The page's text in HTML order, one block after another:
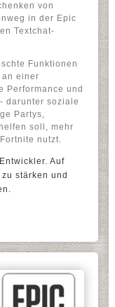
von
in der Epic
Textchat-
Funktionen
einer
Performance und
darunter soziale
Partys,
soll, mehr
nutzt.
Auf
stärken und